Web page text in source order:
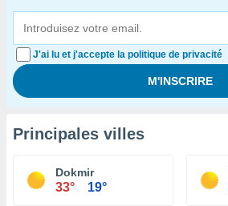
J'ai lu et j'accepte la politique de privacité
Principales villes
Dokmir
33° 19°